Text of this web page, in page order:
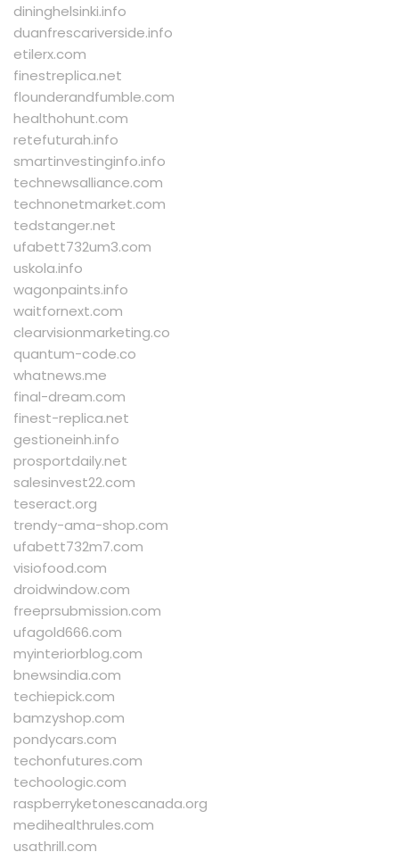
dininghelsinki.info
duanfrescariverside.info
etilerx.com
finestreplica.net
flounderandfumble.com
healthohunt.com
retefuturah.info
smartinvestinginfo.info
technewsalliance.com
technonetmarket.com
tedstanger.net
ufabett732um3.com
uskola.info
wagonpaints.info
waitfornext.com
clearvisionmarketing.co
quantum-code.co
whatnews.me
final-dream.com
finest-replica.net
gestioneinh.info
prosportdaily.net
salesinvest22.com
teseract.org
trendy-ama-shop.com
ufabett732m7.com
visiofood.com
droidwindow.com
freeprsubmission.com
ufagold666.com
myinteriorblog.com
bnewsindia.com
techiepick.com
bamzyshop.com
pondycars.com
techonfutures.com
techoologic.com
raspberryketonescanada.org
medihealthrules.com
usathrill.com